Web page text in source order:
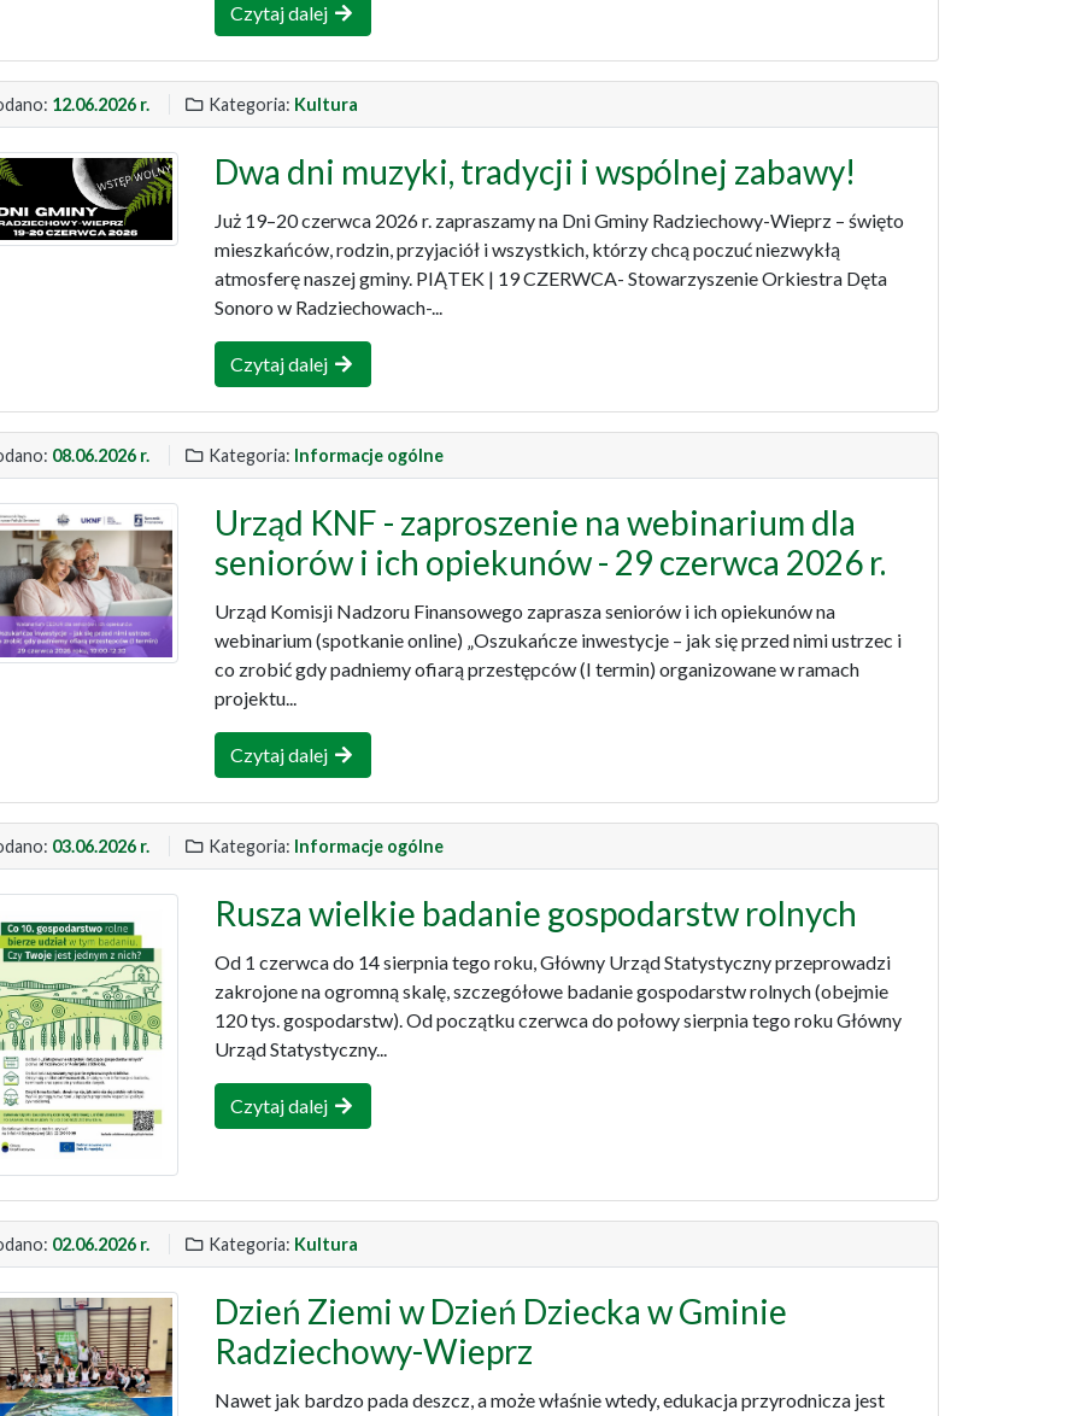
Czytaj dalej
12.06.2026 r. Kategoria: Kultura
Dwa dni muzyki, tradycji i wspólnej zabawy!
Już 19–20 czerwca 2026 r. zapraszamy na Dni Gminy Radziechowy-Wieprz – święto
mieszkańców, rodzin, przyjaciół i wszystkich, którzy chcą poczuć niezwykłą
atmosferę naszej gminy. PIĄTEK | 19 CZERWCA- Stowarzyszenie Orkiestra Dęta
Sonoro w Radziechowach-...
Czytaj dalej
08.06.2026 r. Kategoria: Informacje ogólne
Urząd KNF - zaproszenie na webinarium dla
seniorów i ich opiekunów - 29 czerwca 2026 r.
Urząd Komisji Nadzoru Finansowego zaprasza seniorów i ich opiekunów na
webinarium (spotkanie online) „Oszukańcze inwestycje – jak się przed nimi ustrzec i
co zrobić gdy padniemy ofiarą przestępców (I termin) organizowane w ramach
projektu...
Czytaj dalej
03.06.2026 r. Kategoria: Informacje ogólne
Rusza wielkie badanie gospodarstw rolnych
Od 1 czerwca do 14 sierpnia tego roku, Główny Urząd Statystyczny przeprowadzi
zakrojone na ogromną skalę, szczegółowe badanie gospodarstw rolnych (obejmie
120 tys. gospodarstw). Od początku czerwca do połowy sierpnia tego roku Główny
Urząd Statystyczny...
Czytaj dalej
02.06.2026 r. Kategoria: Kultura
Dzień Ziemi w Dzień Dziecka w Gminie
Radziechowy-Wieprz
Nawet jak bardzo pada deszcz, a może właśnie wtedy, edukacja przyrodnicza jest